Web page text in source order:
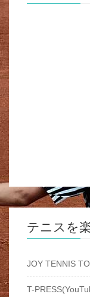
テニスを
JOY TENNIS
T-